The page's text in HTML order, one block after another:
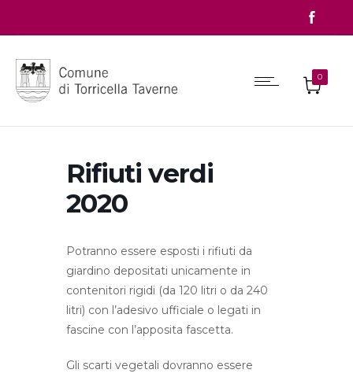
0
Rifiuti verdi
2020
Potranno essere esposti i rifiuti da
giardino depositati unicamente in
contenitori rigidi (da 120 litri o da 240
litri) con l’adesivo ufficiale o legati in
fascine con l’apposita fascetta.
Gli scarti vegetali dovranno essere